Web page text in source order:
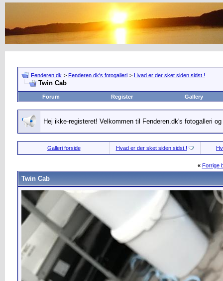
Fenderen.dk > Fenderen.dk's fotogalleri > Hvad er der sket siden sidst.!
Twin Cab
Forum Register Gallery
Hej ikke-registeret! Velkommen til Fenderen.dk's fotogalleri
Galleri forside Hvad er der sket siden sidst.!
« Forrige
Twin Cab